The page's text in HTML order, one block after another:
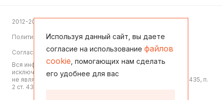
Используя данный сайт, вы даете
согласие на использование файлов
cookie , помогающих нам сделать
его удобнее для вас
2012-2026
Политика конфиденциальности
Согласие на обработку персональных данных
Вся информация, представленная на данном сайте, носит
исключительно информационный характер,
не является офертой или публичной офертой согласно ст. 435, п.
2 ст. 437 ГК РФ